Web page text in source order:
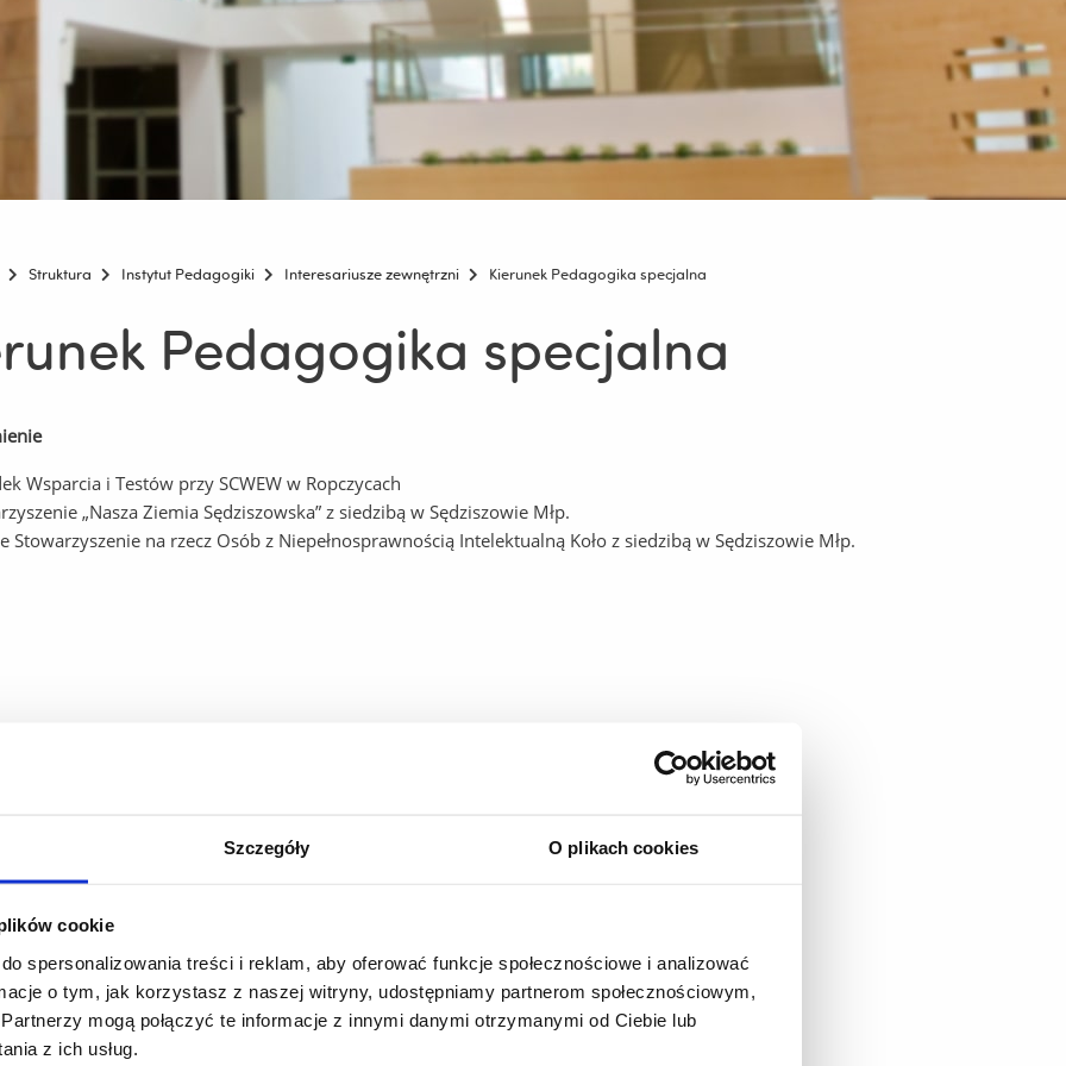
Szczegóły O plikach cookies
cookie
spersonalizowania treści i reklam, aby oferować funkcje społecznościowe i analizować
o tym, jak korzystasz z naszej witryny, udostępniamy partnerom społecznościowym,
mogą połączyć te informacje z innymi danymi otrzymanymi od Ciebie lub
z ich usług.
Struktura Instytut Pedagogiki Interesariusze zewnętrzni Kierunek Pedagogika specjalna
Pedagogika specjalna
Wsparcia i Testów przy SCWEW w Ropczycach
„Nasza Ziemia Sędziszowska” z siedzibą w Sędziszowie Młp.
Stowarzyszenie na rzecz Osób z Niepełnosprawnością Intelektualną Koło z siedzibą w Sędziszowie Młp.